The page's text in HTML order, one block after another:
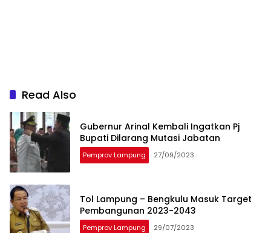
Read Also
Gubernur Arinal Kembali Ingatkan Pj
Bupati Dilarang Mutasi Jabatan
Pemprov Lampung 27/09/2023
Tol Lampung – Bengkulu Masuk Target
Pembangunan 2023-2043
Pemprov Lampung 29/07/2023